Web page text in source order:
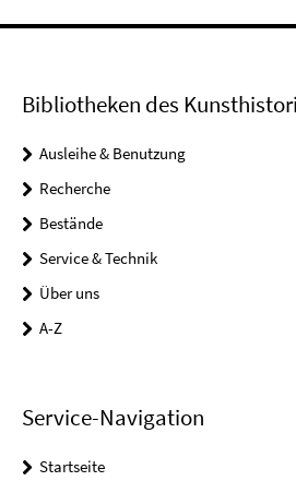
Bibliotheken des
Ausleihe & Benutzung
Recherche
Bestände
Service & Technik
Über uns
A-Z
Service-Navigation
Startseite